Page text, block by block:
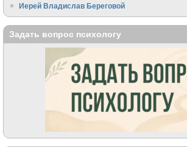
Иерей Владислав Береговой
Задать вопрос психологу